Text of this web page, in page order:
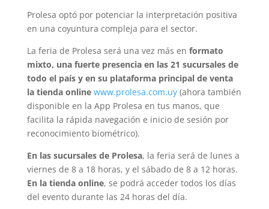
Prolesa optó por potenciar la interpretación positiva
en una coyuntura compleja para el sector.
La feria de Prolesa será una vez más en formato
mixto, una fuerte presencia en las 21 sucursales de
todo el país y en su plataforma principal de venta
la tienda online www.prolesa.com.uy(ahora también
disponible en la App Prolesa en tus manos, que
facilita la rápida navegación e inicio de sesión por
reconocimiento biométrico).
En las sucursales de Prolesa, la feria será de lunes a
viernes de 8 a 18 horas, y el sábado de 8 a 12 horas.
En la tienda online, se podrá acceder todos los días
del evento durante las 24 horas del día.